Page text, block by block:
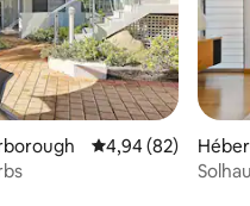
Évaluation
4,94 (82)